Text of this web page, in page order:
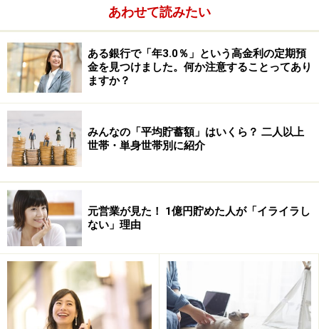
給与から天引き
給与から天引きされ、元本保証でお得な積立貯蓄、と言
えばそれは誰もが知っている「財形貯蓄」です。目的に
合わせて「一般」「住宅」「年金」を選択あるいは組み
合わせて「毎月（＋ボーナス）」天引き貯蓄をしましょ
う。積立の手続きは通常は会社で行います。税制上のメ
あわせて読みたい
ある銀行で「年3.0％」という高金利の定期預
金を見つけました。何か注意することってあり
ますか？
みんなの「平均貯蓄額」はいくら？ 二人以上
世帯・単身世帯別に紹介
元営業が見た！ 1億円貯めた人が「イライラし
ない」理由